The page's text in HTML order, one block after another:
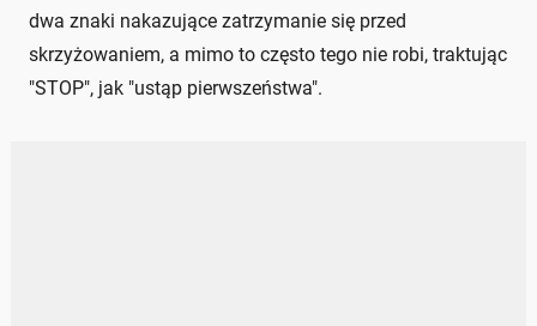
dwa znaki nakazujące zatrzymanie się przed
skrzyżowaniem, a mimo to często tego nie robi, traktując
"STOP", jak "ustąp pierwszeństwa".